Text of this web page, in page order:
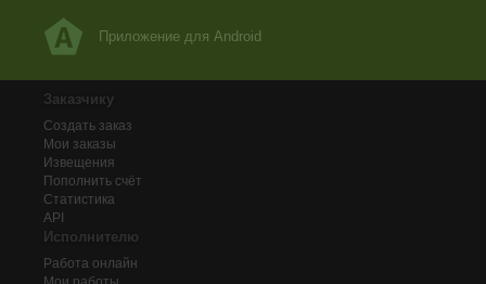
Приложение для Android
Заказчику
Создать заказ
Мои заказы
Извещения
Пополнить счёт
Статистика
API
Исполнителю
Работа онлайн